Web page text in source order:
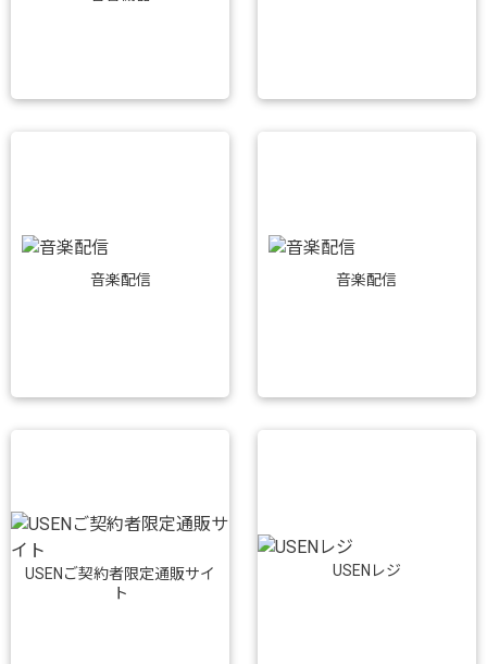
音楽配信 音楽配信
USENご契約者限定通販サイ
ト
USENレジ